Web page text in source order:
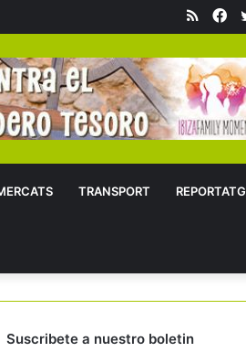
RSS
TRANSPORT
Suscribete a nuestro boletin